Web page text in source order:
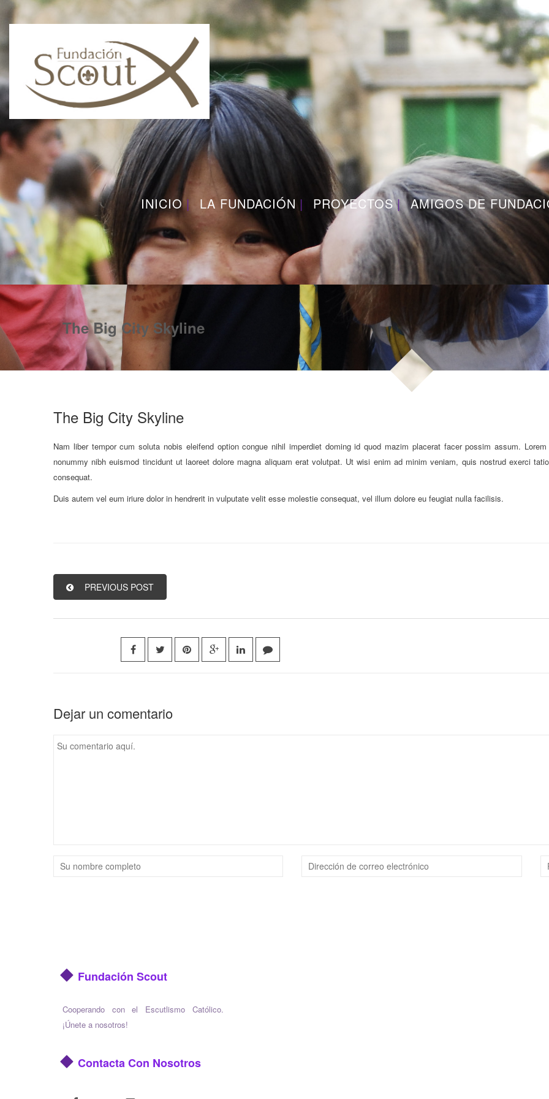
INICIO LA FUNDACIÓN PROYECTOS AMIGOS DE
The Big City Skyline
The Big City Skyline
Nam liber tempor cum soluta nobis eleifend option congue nihil imperdiet doming id quod mazim placerat facer possim assum.
nonummy nibh euismod tincidunt ut laoreet dolore magna aliquam erat volutpat. Ut wisi enim ad minim veniam, quis nostrud exerci
consequat.
Duis autem vel eum iriure dolor in hendrerit in vulputate velit esse molestie consequat, vel illum dolore eu feugiat nulla facilisis.
PREVIOUS POST
Dejar un comentario
Fundación Scout
Cooperando con el Escutlismo Católico.
¡Únete a nosotros!
Contacta Con Nosotros